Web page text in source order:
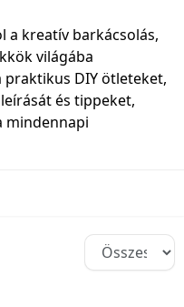
a kreatív barkácsolás,
világába
DIY ötleteket,
és tippeket,
mindennapi